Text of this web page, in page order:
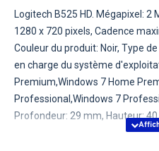
Logitech B525 HD. Mégapixel: 2
1280 x 720 pixels, Cadence
Couleur du produit: Noir, Type
en charge du système
Premium,Windows 7 Home
Professional,Windows 7
Profondeur: 29 mm, Hauteur: